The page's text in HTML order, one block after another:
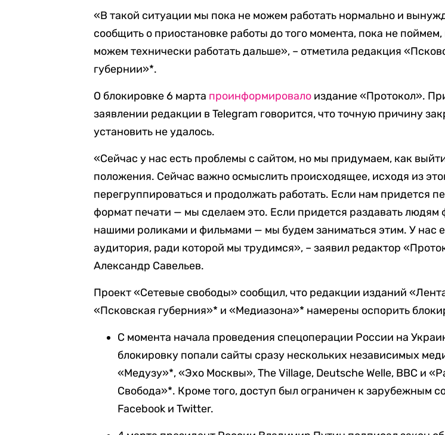
«В такой ситуации мы пока не можем работать нормально и
сообщить о приостановке работы до того момента, пока не
можем технически работать дальше», – отметила редакция
губернии»*.
О блокировке 6 марта проинформировало издание «Протокол».
заявлении редакции в Telegram говорится, что точную причину
установить не удалось.
«Сейчас у нас есть проблемы с сайтом, но мы придумаем, как
положения. Сейчас важно осмыслить происходящее, исходя из
перегруппироваться и продолжать работать. Если нам придется
формат печати — мы сделаем это. Если придется раздавать людям
нашими роликами и фильмами — мы будем заниматься этим. У нас
аудитория, ради которой мы трудимся», – заявил редактор
Александр Савельев.
Проект «Сетевые свободы» сообщил, что редакции изданий
«Псковская губерния»* и «Медиазона»* намерены оспорить
С момента начала проведения спецоперации России на
блокировку попали сайты сразу нескольких независимых
«Медузу»*, «Эхо Москвы», The Village, Deutsche Welle, BBC и
Свобода»*. Кроме того, доступ был ограничен к зарубежным
Facebook и Twitter.